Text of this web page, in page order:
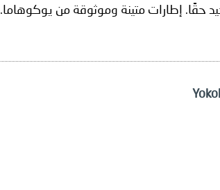
حقًا. إطارات متينة وموثوقة من يوكوهاما.